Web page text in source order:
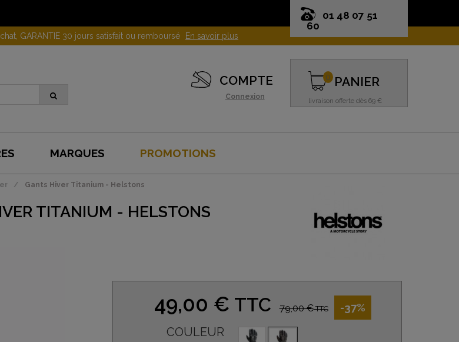
01 48 07 51
60
en parrainant un proche ! En savoir plus
COMPTE
Connexion
PANIER
livraison offerte dès 69 €
0
MARQUES PROMOTIONS
Gants Hiver Titanium - Helstons
TITANIUM - HELSTONS
49,00 € TTC 79,00 €TTC -37%
COULEUR